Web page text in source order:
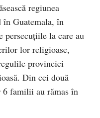
regiunea
în Guatemala, în
persecuțiile la care au
lor religioase,
provinciei
Din cei două
6 familii au rămas în